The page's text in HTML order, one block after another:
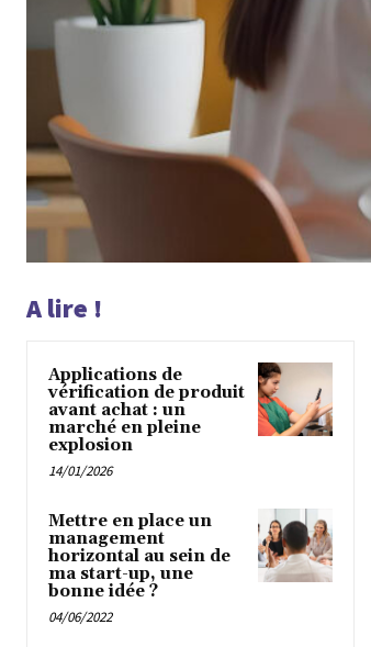
A lire !
Applications de
vérification de produit
avant achat : un
marché en pleine
explosion
14/01/2026
Mettre en place un
management
horizontal au sein de
ma start-up, une
bonne idée ?
04/06/2022